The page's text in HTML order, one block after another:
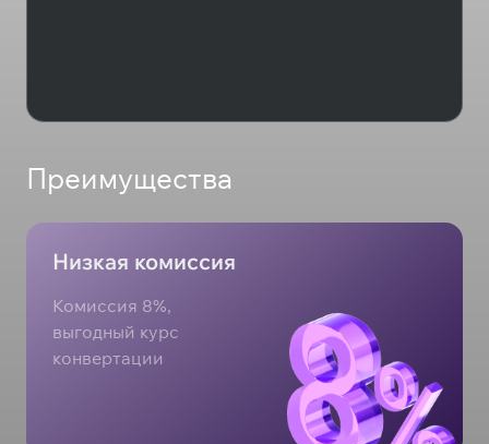
Преимущества
Низкая комиссия
Комиссия 8%,
выгодный курс
конвертации